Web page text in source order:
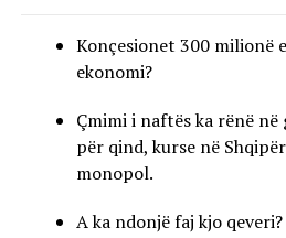
Konçesionet 300 milionë
ekonomi?
Çmimi i naftës ka rënë
për qind, kurse në
monopol.
A ka ndonjë faj kjo